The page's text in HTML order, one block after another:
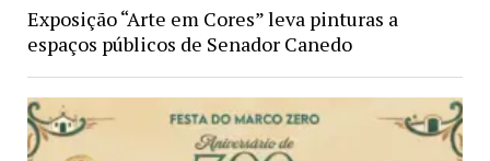
Exposição “Arte em Cores” leva pinturas a
espaços públicos de Senador Canedo